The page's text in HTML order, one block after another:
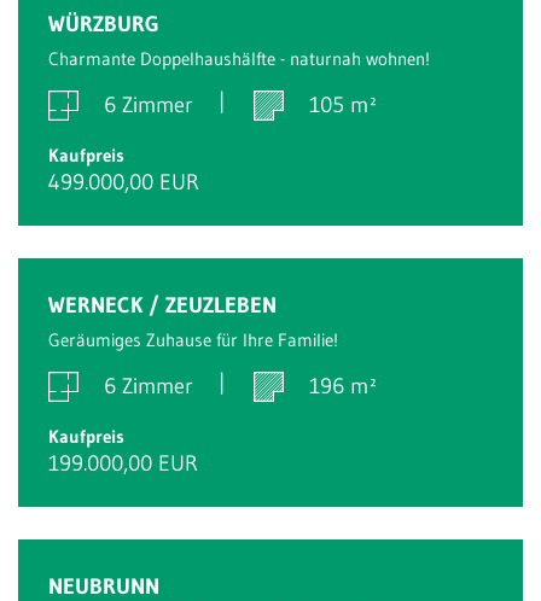
WÜRZBURG
Charmante Doppelhaushälfte - naturnah wohnen!
6 Zimmer 105 m²
Kaufpreis
499.000,00 EUR
WERNECK / ZEUZLEBEN
Geräumiges Zuhause für Ihre Familie!
6 Zimmer 196 m²
Kaufpreis
199.000,00 EUR
NEUBRUNN